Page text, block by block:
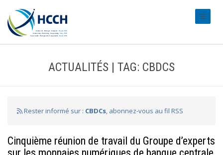
ACTUALITÉS | TAG: CBDCS
Rester informé sur : CBDCs, abonnez-vous au fil RSS
Cinquième réunion de travail du Groupe d’experts